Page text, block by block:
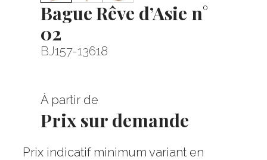
Bague Rêve d’Asie n°
02
BJ157-13618
À partir de
Prix sur demande
Prix indicatif minimum variant en